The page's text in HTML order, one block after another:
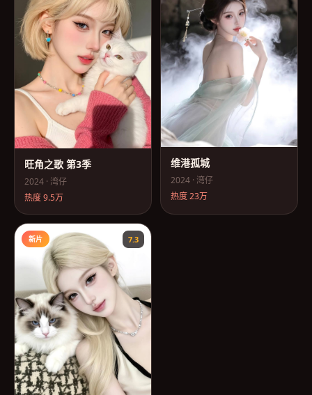
旺角之歌 第3季
2024 · 湾仔
热度9.5万
维港孤城
2024 · 湾仔
热度23万
新片 7.3